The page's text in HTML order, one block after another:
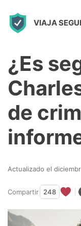
VIAJA
¿Es
de
Actualizado el
Compartir 248